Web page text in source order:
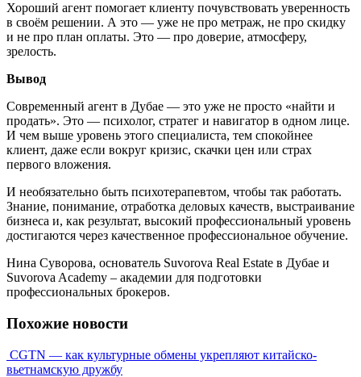
Хороший агент помогает клиенту почувствовать уверенность
в своём решении. А это — уже не про метраж, не про скидку
и не про план оплаты. Это — про доверие, атмосферу,
зрелость.
Вывод
Современный агент в Дубае — это уже не просто «найти и
продать». Это — психолог, стратег и навигатор в одном лице.
И чем выше уровень этого специалиста, тем спокойнее
клиент, даже если вокруг кризис, скачки цен или страх
первого вложения.
И необязательно быть психотерапевтом, чтобы так работать.
Знание, понимание, отработка деловых качеств, выстраивание
бизнеса и, как результат, высокий профессиональный уровень
достигаются через качественное профессиональное обучение.
Нина Суворова, основатель Suvorova Real Estate в Дубае и
Suvorova Academy – академии для подготовки
профессиональных брокеров.
Похожие новости
CGTN — как культурные обмены укрепляют китайско-
вьетнамскую дружбу